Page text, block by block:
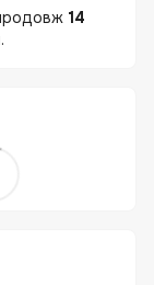
14